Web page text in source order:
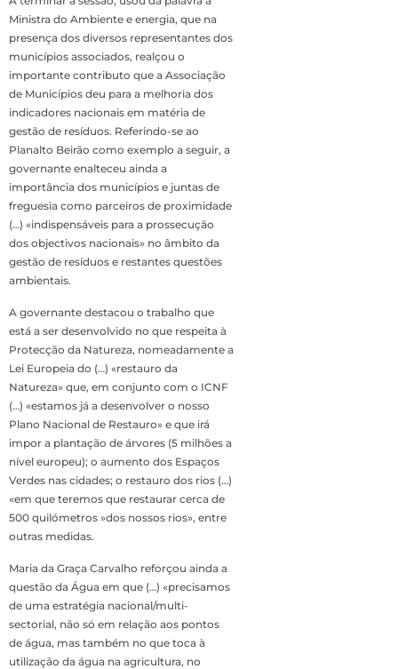
Ministra do Ambiente e energia, que na
presença dos diversos representantes dos
municípios associados, realçou o
importante contributo que a Associação
de Municípios deu para a melhoria dos
indicadores nacionais em matéria de
gestão de resíduos. Referindo-se ao
Planalto Beirão como exemplo a seguir, a
governante enalteceu ainda a
importância dos municípios e juntas de
freguesia como parceiros de proximidade
(…) «indispensáveis para a prossecução
dos objectivos nacionais» no âmbito da
gestão de resíduos e restantes questões
ambientais.
A governante destacou o trabalho que
está a ser desenvolvido no que respeita à
Protecção da Natureza, nomeadamente a
Lei Europeia do (…) «restauro da
Natureza» que, em conjunto com o ICNF
(…) «estamos já a desenvolver o nosso
Plano Nacional de Restauro» e que irá
impor a plantação de árvores (5 milhões a
nível europeu); o aumento dos Espaços
Verdes nas cidades; o restauro dos rios (…)
«em que teremos que restaurar cerca de
500 quilómetros »dos nossos rios», entre
outras medidas.
Maria da Graça Carvalho reforçou ainda a
questão da Água em que (…) «precisamos
de uma estratégia nacional/multi-
sectorial, não só em relação aos pontos
de água, mas também no que toca à
utilização da água na agricultura, no